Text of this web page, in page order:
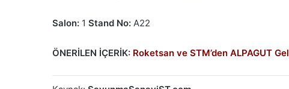
Salon: 1 Stand No: A22
ÖNERİLEN İÇERİK: Roketsan ve STM’den ALPAGUT